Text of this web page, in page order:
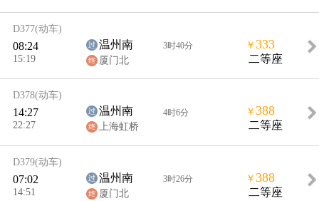
D377(动车)
08:24
15:19
温州南
厦门北
3时40分 ￥ 333
二等座
D378(动车)
14:27
22:27
温州南
上海虹桥
4时6分 ￥ 388
二等座
D379(动车)
07:02
14:51
温州南
厦门北
3时26分 ￥ 388
二等座